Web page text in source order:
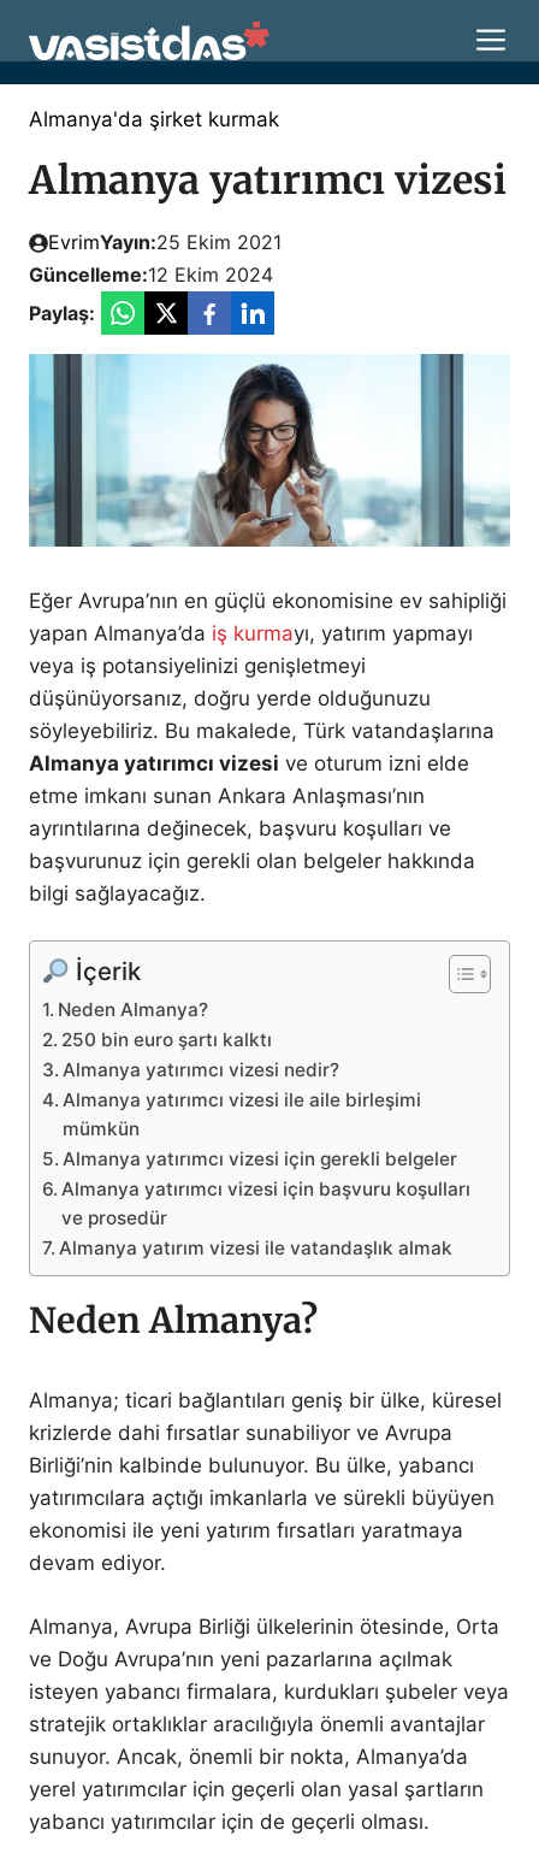
atla
Almanya'da şirket kurmak
Almanya yatırımcı vizesi
EvrimYayın:25 Ekim 2021
Güncelleme:12 Ekim 2024
Paylaş:
Eğer Avrupa’nın en güçlü ekonomisine ev sahipliği
yapan Almanya’da iş kurmayı, yatırım yapmayı
veya iş potansiyelinizi genişletmeyi
düşünüyorsanız, doğru yerde olduğunuzu
söyleyebiliriz. Bu makalede, Türk vatandaşlarına
Almanya yatırımcı vizesi ve oturum izni elde
etme imkanı sunan Ankara Anlaşması’nın
ayrıntılarına değinecek, başvuru koşulları ve
başvurunuz için gerekli olan belgeler hakkında
bilgi sağlayacağız.
İçerik
Neden Almanya?
250 bin euro şartı kalktı
Almanya yatırımcı vizesi nedir?
Almanya yatırımcı vizesi ile aile birleşimi
mümkün
Almanya yatırımcı vizesi için gerekli belgeler
Almanya yatırımcı vizesi için başvuru koşulları
ve prosedür
Almanya yatırım vizesi ile vatandaşlık almak
Neden Almanya?
Almanya; ticari bağlantıları geniş bir ülke, küresel
krizlerde dahi fırsatlar sunabiliyor ve Avrupa
Birliği’nin kalbinde bulunuyor. Bu ülke, yabancı
yatırımcılara açtığı imkanlarla ve sürekli büyüyen
ekonomisi ile yeni yatırım fırsatları yaratmaya
devam ediyor.
Almanya, Avrupa Birliği ülkelerinin ötesinde, Orta
ve Doğu Avrupa’nın yeni pazarlarına açılmak
isteyen yabancı firmalara, kurdukları şubeler veya
stratejik ortaklıklar aracılığıyla önemli avantajlar
sunuyor. Ancak, önemli bir nokta, Almanya’da
yerel yatırımcılar için geçerli olan yasal şartların
yabancı yatırımcılar için de geçerli olması.